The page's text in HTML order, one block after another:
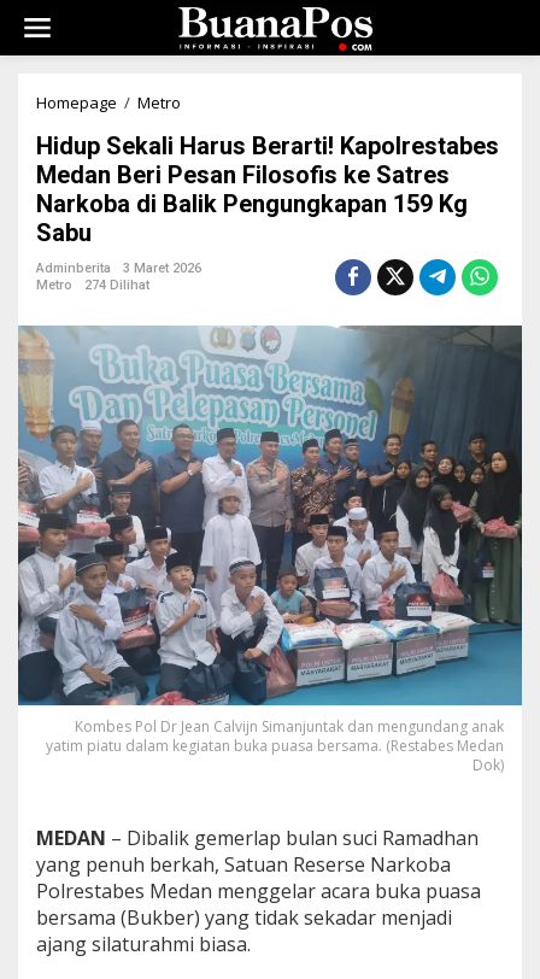
w
Homepage / Metro
d
u
p
S
a
a
r
u
s
B
e
r
i
!
K
a
p
o
l
r
e
b
e
s
M
e
d
Hidup Sekali Harus Berarti! Kapolrestabes
Medan Beri Pesan Filosofis ke Satres
Narkoba di Balik Pengungkapan 159 Kg
Sabu
Adminberita
3 Maret 2026
Metro
274 Dilihat
Kombes Pol Dr Jean Calvijn Simanjuntak dan mengundang anak
yatim piatu dalam kegiatan buka puasa bersama. (Restabes Medan
Dok)
MEDAN – Dibalik gemerlap bulan suci Ramadhan
yang penuh berkah, Satuan Reserse Narkoba
Polrestabes Medan menggelar acara buka puasa
bersama (Bukber) yang tidak sekadar menjadi
ajang silaturahmi biasa.